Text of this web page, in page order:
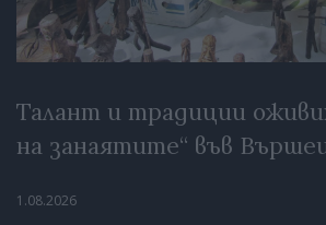
Талант и традиции
на занаятите“ във
1.08.2026